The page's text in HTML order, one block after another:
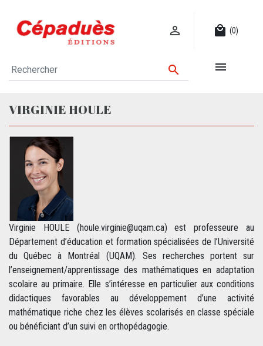
 local_mall (0)
 
VIRGINIE HOULE
Virginie HOULE (houle.virginie@uqam.ca) est professeure au
Département d’éducation et formation spécialisées de l’Université
du Québec à Montréal (UQAM). Ses recherches portent sur
l’enseignement/apprentissage des mathématiques en adaptation
scolaire au primaire. Elle s’intéresse en particulier aux conditions
didactiques favorables au développement d’une activité
mathématique riche chez les élèves scolarisés en classe spéciale
ou bénéficiant d’un suivi en orthopédagogie.